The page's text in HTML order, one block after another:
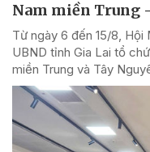
Nam miền Trung
Từ ngày 6 đến 15/8,
UBND tỉnh Gia Lai tổ
miền Trung và Tây